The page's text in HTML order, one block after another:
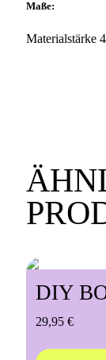
Maße:
Materialstärke
DIY
29,95 €